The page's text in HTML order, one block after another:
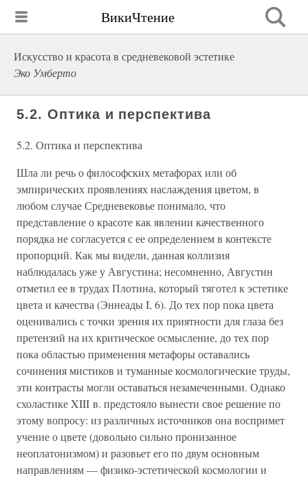
ВикиЧтение
Искусство и красота в средневековой эстетике
Эко Умберто
5.2. Оптика и перспектива
5.2. Оптика и перспектива
Шла ли речь о философских метафорах или об
эмпирических проявлениях наслаждения цветом, в
любом случае Средневековье понимало, что
представление о красоте как явлении качественного
порядка не согласуется с ее определением в контексте
пропорций. Как мы видели, данная коллизия
наблюдалась уже у Августина; несомненно, Августин
отметил ее в трудах Плотина, который тяготел к эстетике
цвета и качества (Эннеады I, 6). До тех пор пока цвета
оценивались с точки зрения их приятности для глаза без
претензий на их критическое осмысление, до тех пор
пока областью применения метафоры оставались
сочинения мистиков и туманные космологические труды,
эти контрасты могли оставаться незамеченными. Однако
схоластике XIII в. предстояло вынести свое решение по
этому вопросу: из различных источников она воспримет
учение о цвете (довольно сильно пронизанное
неоплатонизмом) и разовьет его по двум основным
направлениям — физико-эстетической космологии и